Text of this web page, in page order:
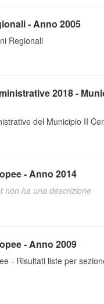
- Anno 2005
Regionali
2018 -
del Municipio II
- Anno 2014
non ha una descrizione
- Anno 2009
- Risultati liste per